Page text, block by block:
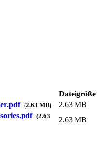
Dateigröße
(2.63 MB)
2.63 MB
(2.63
2.63 MB